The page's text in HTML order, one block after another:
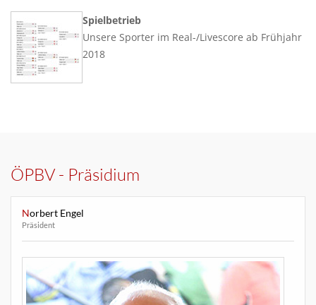
Spielbetrieb
Unsere Sporter im Real-/Livescore ab Frühjahr
2018
ÖPBV - Präsidium
Norbert Engel
Präsident